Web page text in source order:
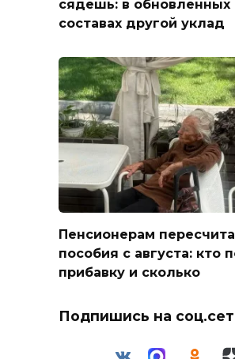
сядешь: в обновленных
составах другой уклад
Пенсионерам
пособия с августа: кто
прибавку и сколько
Подпишись на